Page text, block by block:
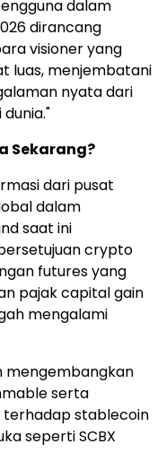
dalam
dirancang
visioner yang
luas, menjembatani
nyata dari
Sekarang?
dari pusat
dalam
saat ini
crypto
futures yang
pajak capital gain
mengalami
mengembangkan
serta
stablecoin
seperti SCBX